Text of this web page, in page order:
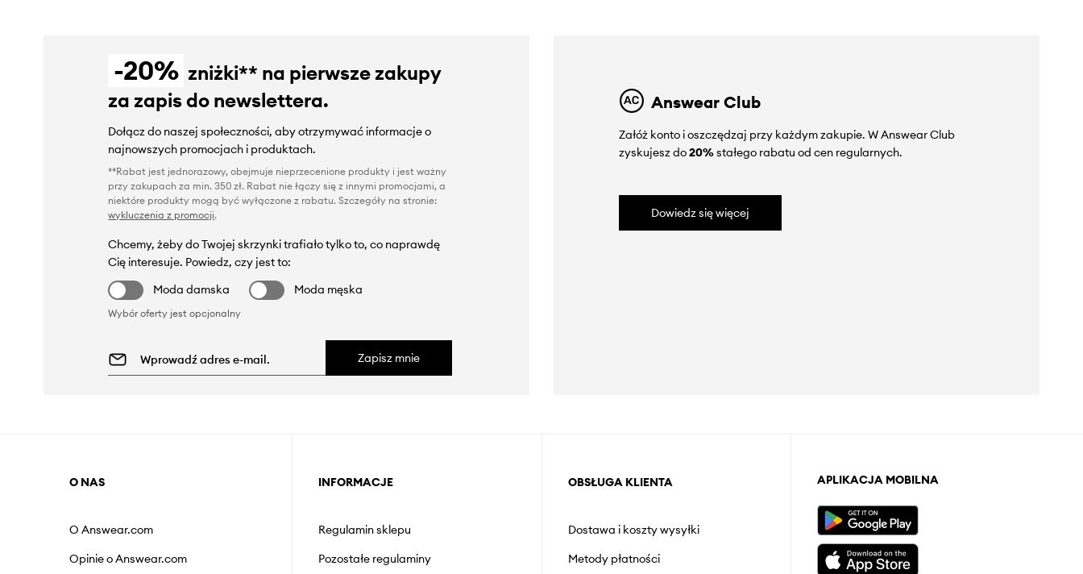
-20% zniżki** na pierwsze zakupy
za zapis do newslettera.
Dołącz do naszej społeczności, aby otrzymywać informacje o
najnowszych promocjach i produktach.
**Rabat jest jednorazowy, obejmuje nieprzecenione produkty i jest ważny
przy zakupach za min. 350 zł. Rabat nie łączy się z innymi promocjami, a
niektóre produkty mogą być wyłączone z rabatu. Szczegóły na stronie:
wykluczenia z promocji.
Chcemy, żeby do Twojej skrzynki trafiało tylko to, co naprawdę
Cię interesuje. Powiedz, czy jest to:
Moda damska
Moda męska
Wybór oferty jest opcjonalny
Zapisz mnie
Answear Club
Załóż konto i oszczędzaj przy każdym zakupie. W Answear Club
zyskujesz do20%stałego rabatu od cen regularnych.
Dowiedz się więcej
O NAS
O Answear.com
Opinie o Answear.com
INFORMACJE
Regulamin sklepu
Pozostałe regulaminy
OBSŁUGA KLIENTA
Dostawa i koszty wysyłki
Metody płatności
APLIKACJA MOBILNA